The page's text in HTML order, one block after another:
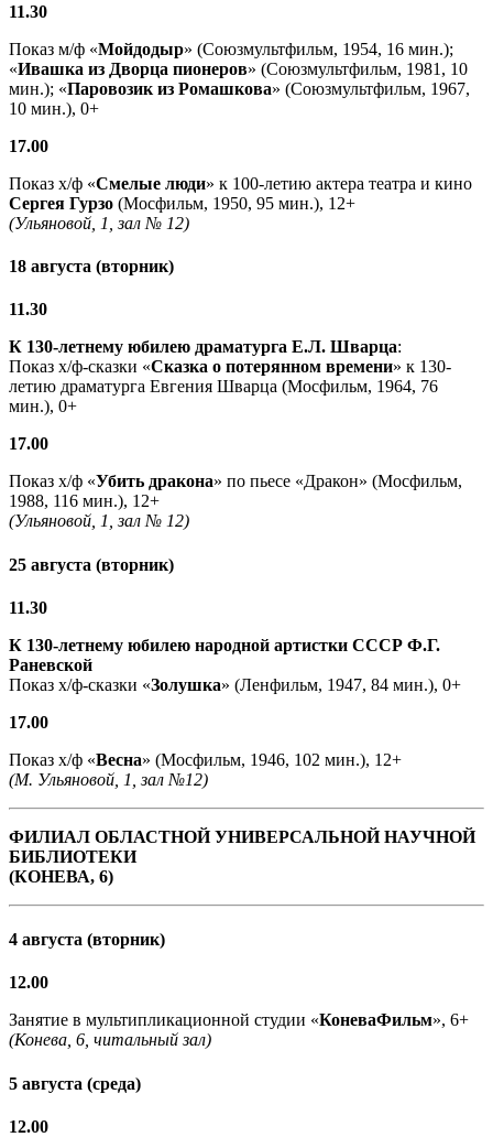
11.30
Показ м/ф «Мойдодыр» (Союзмультфильм, 1954, 16 мин.);
«Ивашка из Дворца пионеров» (Союзмультфильм, 1981, 10
мин.); «Паровозик из Ромашкова» (Союзмультфильм, 1967,
10 мин.), 0+
17.00
Показ х/ф «Смелые люди» к 100-летию актера театра и кино
Сергея Гурзо (Мосфильм, 1950, 95 мин.), 12+
(Ульяновой, 1, зал № 12)
18 августа (вторник)
11.30
К 130-летнему юбилею драматурга Е.Л. Шварца:
Показ х/ф-сказки «Сказка о потерянном времени» к 130-
летию драматурга Евгения Шварца (Мосфильм, 1964, 76
мин.), 0+
17.00
Показ х/ф «Убить дракона» по пьесе «Дракон» (Мосфильм,
1988, 116 мин.), 12+
(Ульяновой, 1, зал № 12)
25 августа (вторник)
11.30
К 130-летнему юбилею народной артистки СССР Ф.Г.
Раневской
Показ х/ф-сказки «Золушка» (Ленфильм, 1947, 84 мин.), 0+
17.00
Показ х/ф «Весна» (Мосфильм, 1946, 102 мин.), 12+
(М. Ульяновой, 1, зал №12)
ФИЛИАЛ ОБЛАСТНОЙ УНИВЕРСАЛЬНОЙ НАУЧНОЙ
БИБЛИОТЕКИ
(КОНЕВА, 6)
4 августа (вторник)
12.00
Занятие в мультипликационной студии «КоневаФильм», 6+
(Конева, 6, читальный зал)
5 августа (среда)
12.00